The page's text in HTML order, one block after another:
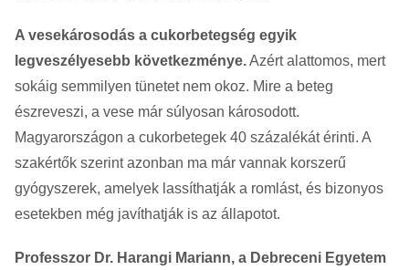
A vesekárosodás a cukorbetegség egyik
legveszélyesebb következménye.Azért alattomos, mert
sokáig semmilyen tünetet nem okoz. Mire a beteg
észreveszi, a vese már súlyosan károsodott.
Magyarországon a cukorbetegek 40 százalékát érinti. A
szakértők szerint azonban ma már vannak korszerű
gyógyszerek, amelyek lassíthatják a romlást, és bizonyos
esetekben még javíthatják is az állapotot.
Professzor Dr. Harangi Mariann, a Debreceni Egyetem